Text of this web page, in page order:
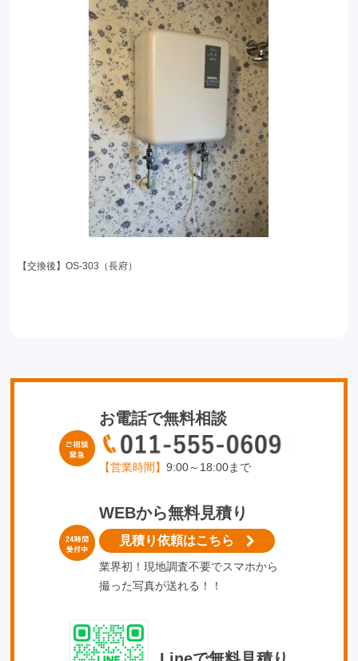
【交換後】OS-303（長府）
お電話で無料相談
【営業時間】 9:00～18:00まで
WEBから無料見積り
見積り依頼はこちら
業界初！現地調査不要でスマホから
撮った写真が送れる！！